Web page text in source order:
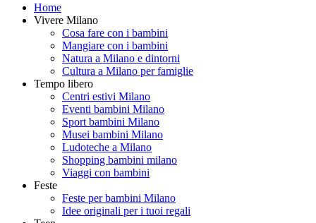
Home
Vivere Milano
Cosa fare con i bambini
Mangiare con i bambini
Natura a Milano e dintorni
Cultura a Milano per famiglie
Tempo libero
Centri estivi Milano
Eventi bambini Milano
Sport bambini Milano
Musei bambini Milano
Ludoteche a Milano
Shopping bambini milano
Viaggi con bambini
Feste
Feste per bambini Milano
Idee originali per i tuoi regali